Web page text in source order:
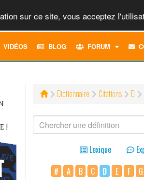
sur ce site, vous acceptez
VIDÉOS BLOG FORUM
!
Dictionnaire Citations D
Lexique
#
A B C D E F G